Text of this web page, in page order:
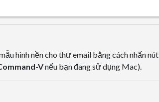
hình nền cho thư email bằng cách nhấn nút
Vnếu bạn đang sử dụng Mac).